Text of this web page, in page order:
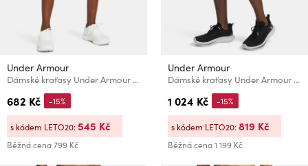
Under Armour
Dámské kraťasy Under Armour UA Fly By 3'' Shorts
682 Kč
Běžná cena799 Kč
-15%
s kódem LETO20:545 Kč
Under Armour
Dámské kraťasy Under Armour UA Velociti 6in Fitted Short
1 024 Kč
Běžná cena1 199 Kč
-15%
s kódem LETO20:819 Kč